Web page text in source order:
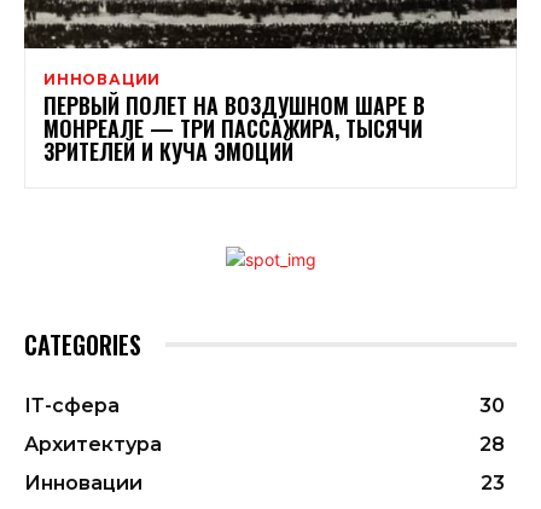
ИННОВАЦИИ
ПЕРВЫЙ ПОЛЕТ НА ВОЗДУШНОМ ШАРЕ В
МОНРЕАЛЕ — ТРИ ПАССАЖИРА, ТЫСЯЧИ
ЗРИТЕЛЕЙ И КУЧА ЭМОЦИЙ
CATEGORIES
ІТ-сфера
30
Архитектура
28
Инновации
23